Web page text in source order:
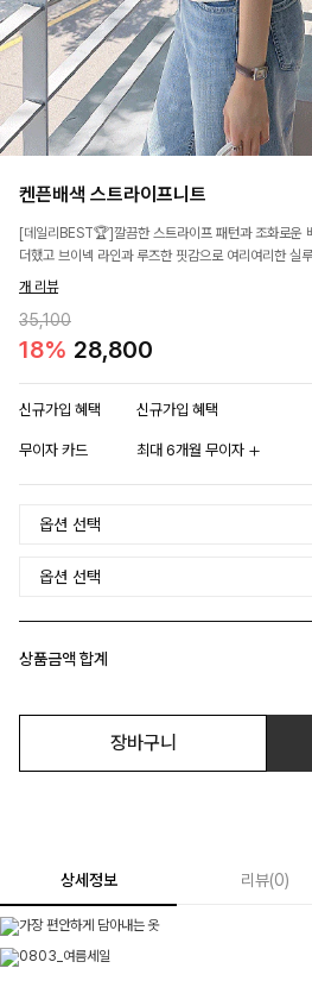
켄픈배색 스트라이프니트
[데일리BEST🏆]깔끔한 스트라이프 패턴과 조화로운
더했고 브이넥 라인과 루즈한 핏감으로 여리여리한 실
개 리뷰
35,100
18% 28,800
신규가입 혜택 신규가입 혜택
무이자 카드 최대 6개월 무이자
상품금액 합계
장바구니
상세정보 리뷰(0)